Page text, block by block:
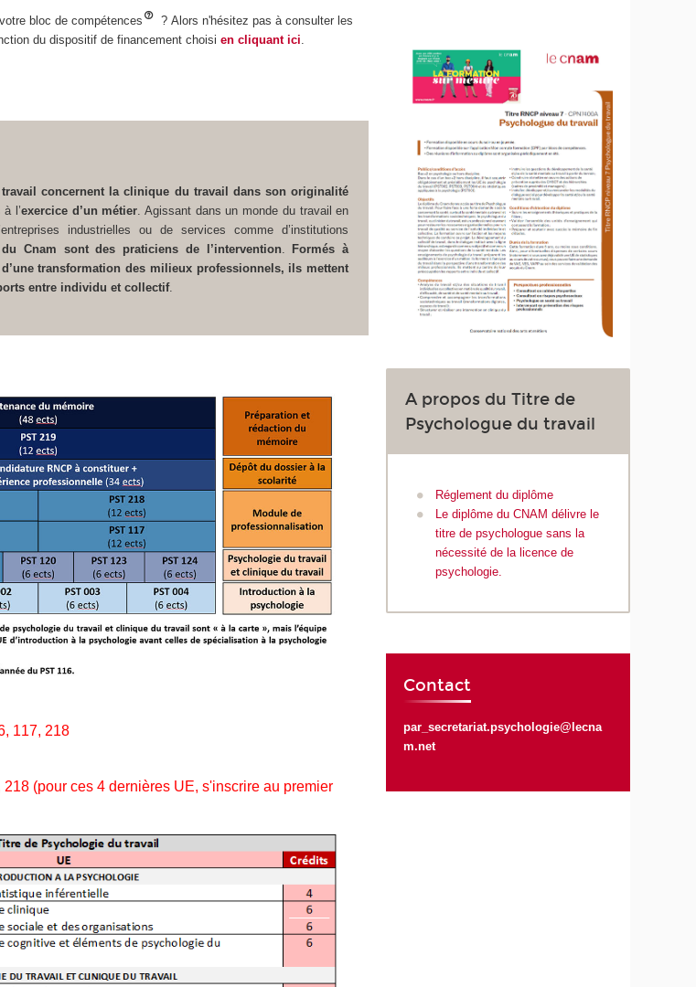
bloc de compétences
? Alors n'hésitez pas à consulter les
du dispositif de financement choisien cliquant ici
concernent la clinique du travail dans son originalité
l’exercice d’un métier . Agissant dans un monde du travail en
industrielles ou de services comme d’institutions
Cnam sont des praticiens de l’intervention
Formés à
transformation des milieux professionnels, ils mettent
entre individu et collectif.
117, 218
(pour ces 4 dernières UE, s'inscrire au premier
A propos du Titre de
Psychologue du travail
Réglement du diplôme
Le diplôme du CNAM délivre le
titre de psychologue sans la
nécessité de la licence de
psychologie.
Contact
par_secretariat.psychologie@lecna
m.net